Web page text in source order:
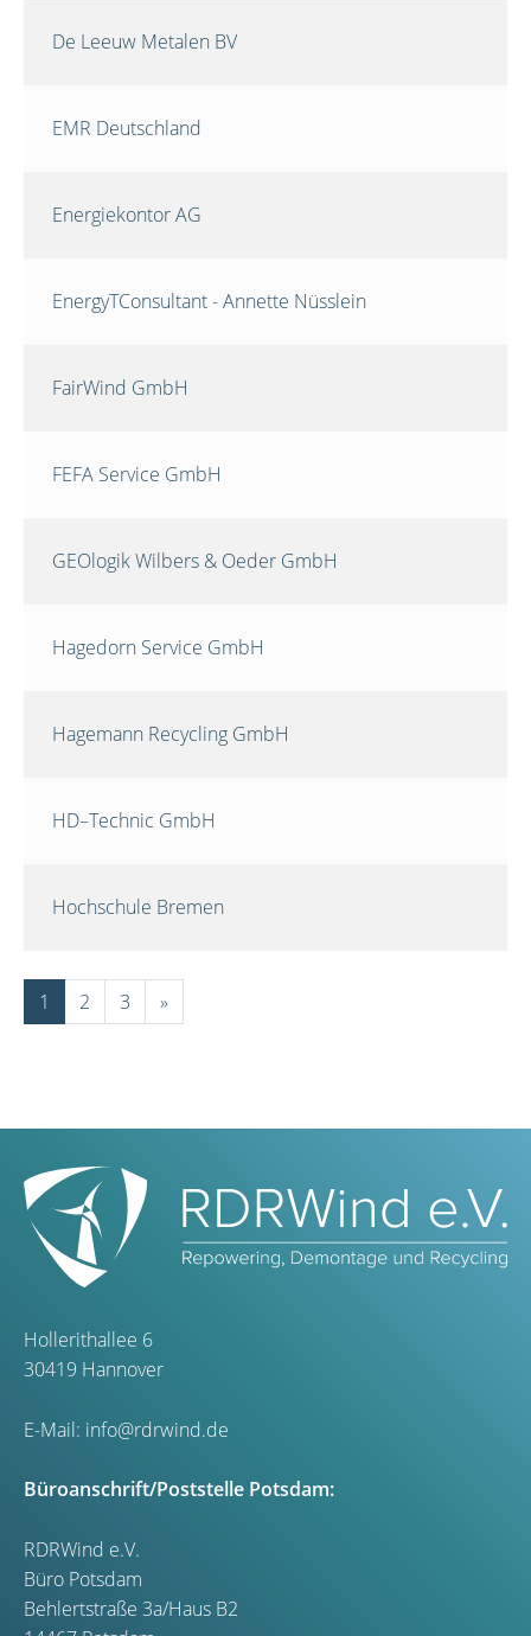
De Leeuw Metalen BV
EMR Deutschland
Energiekontor AG
EnergyTConsultant - Annette Nüsslein
FairWind GmbH
FEFA Service GmbH
GEOlogik Wilbers & Oeder GmbH
Hagedorn Service GmbH
Hagemann Recycling GmbH
HD–Technic GmbH
Hochschule Bremen
1 2 3 »
Hollerithallee 6
30419 Hannover
E-Mail: info@rdrwind.de
Büroanschrift/Poststelle Potsdam:
RDRWind e.V.
Büro Potsdam
Behlertstraße 3a/Haus B2